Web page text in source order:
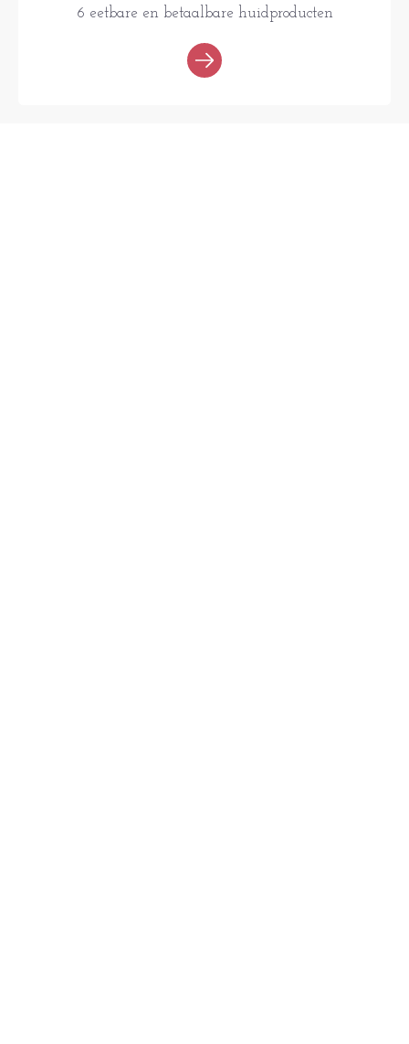
6 eetbare en betaalbare huidproducten